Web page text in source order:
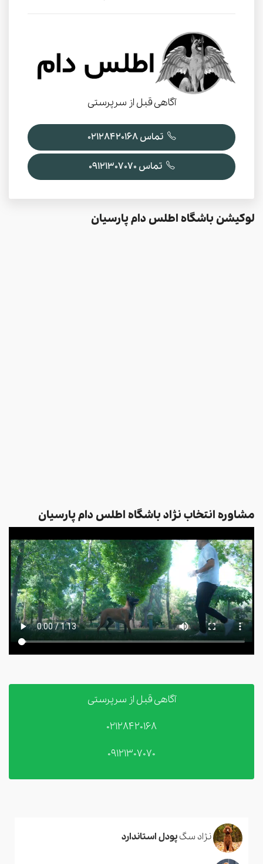
آگاهی قبل از سرپرستی
تماس 02128420168
تماس 09121307070
لوکیشن باشگاه اطلس دام پارسیان
مشاوره انتخاب نژاد باشگاه اطلس دام پارسیان
آگاهی قبل از سرپرستی
02128420168
09121307070
نژاد سگپودل استاندارد